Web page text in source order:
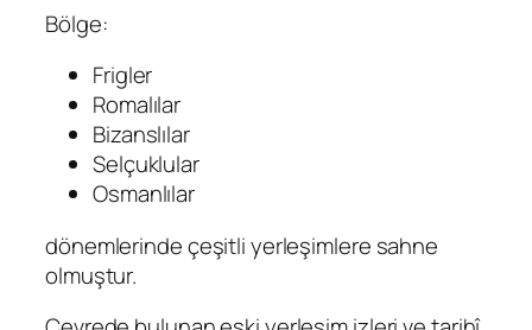
Bölge:
Frigler
Romalılar
Bizanslılar
Selçuklular
Osmanlılar
dönemlerinde çeşitli yerleşimlere sahne
olmuştur.